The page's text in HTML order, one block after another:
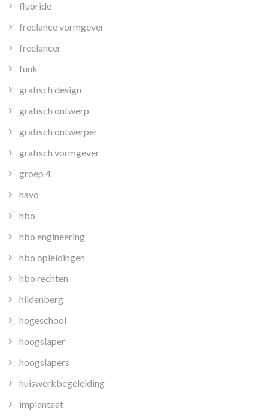
fluoride
freelance vormgever
freelancer
funk
grafisch design
grafisch ontwerp
grafisch ontwerper
grafisch vormgever
groep 4
havo
hbo
hbo engineering
hbo opleidingen
hbo rechten
hildenberg
hogeschool
hoogslaper
hoogslapers
huiswerkbegeleiding
implantaat